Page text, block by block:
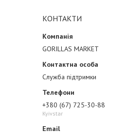
КОНТАКТИ
GORILLAS MARKET
Служба підтримки
+380 (67) 725-30-88
Kyivstar